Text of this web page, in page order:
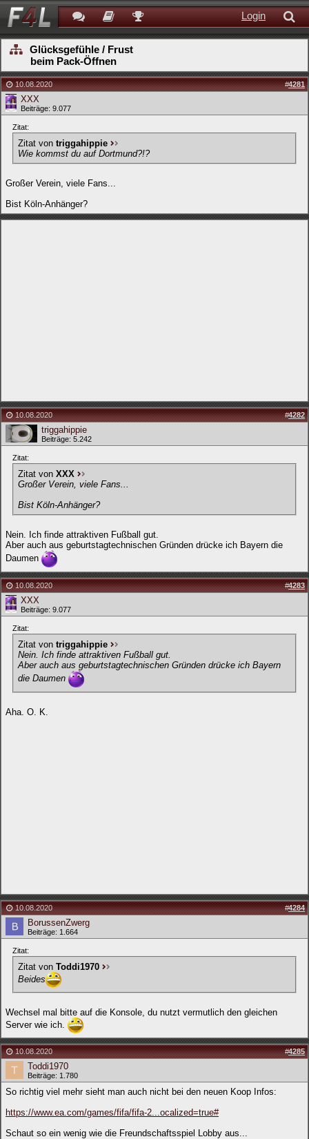
Login
Glücksgefühle / Frust
beim Pack-Öffnen
10.08.2020 #4281
XXX
Beiträge: 9.077
Zitat:
Zitat von triggahippie
Wie kommst du auf Dortmund?!?
Großer Verein, viele Fans...
Bist Köln-Anhänger?
10.08.2020 #4282
triggahippie
Beiträge: 5.242
Zitat:
Zitat von XXX
Großer Verein, viele Fans...
Bist Köln-Anhänger?
Nein. Ich finde attraktiven Fußball gut.
Aber auch aus geburtstagtechnischen Gründen drücke ich Bayern die
Daumen
10.08.2020 #4283
XXX
Beiträge: 9.077
Zitat:
Zitat von triggahippie
Nein. Ich finde attraktiven Fußball gut.
Aber auch aus geburtstagtechnischen Gründen drücke ich Bayern
die Daumen
Aha. O. K.
10.08.2020 #4284
BorussenZwerg
Beiträge: 1.664
Zitat:
Zitat von Toddi1970
Beides
Wechsel mal bitte auf die Konsole, du nutzt vermutlich den gleichen
Server wie ich.
10.08.2020 #4285
Toddi1970
Beiträge: 1.780
So richtig viel mehr sieht man auch nicht bei den neuen Koop Infos:
https://www.ea.com/games/fifa/fifa-2...ocalized=true#
Schaut so ein wenig wie die Freundschaftsspiel Lobby aus...